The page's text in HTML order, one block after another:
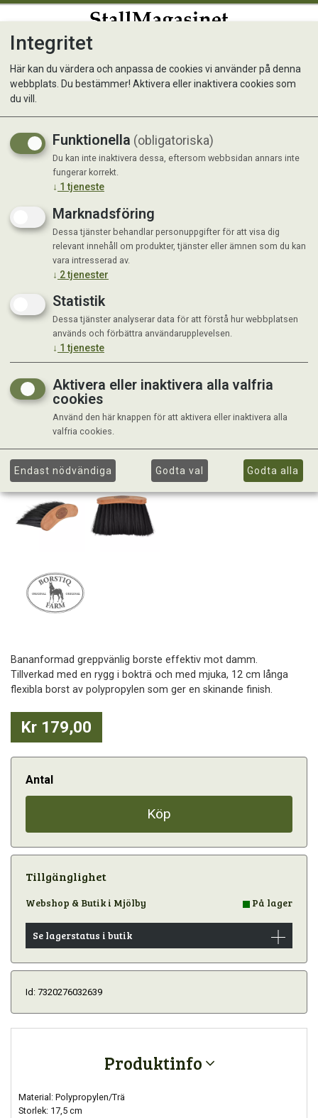
Borstiq Bananborste PP X-
lång
Bananformad greppvänlig borste effektiv mot damm.
Tillverkad med en rygg i bokträ och med mjuka, 12 cm långa
flexibla borst av polypropylen som ger en skinande finish.
Kr 179,00
Antal
Köp
Tillgänglighet
Webshop & Butik i Mjölby På lager
Se lagerstatus i butik
Id: 7320276032639
Produktinfo
Material: Polypropylen/Trä
Storlek: 17,5 cm
Integritet
Här kan du värdera och anpassa de cookies vi använder på denna
webbplats. Du bestämmer! Aktivera eller inaktivera cookies som
du vill.
Funktionella (obligatoriska)
Du kan inte inaktivera dessa, eftersom webbsidan annars inte
fungerar korrekt.
↓ 1 tjeneste
Marknadsföring
Dessa tjänster behandlar personuppgifter för att visa dig
relevant innehåll om produkter, tjänster eller ämnen som du kan
vara intresserad av.
↓ 2tjenester
Statistik
Dessa tjänster analyserar data för att förstå hur webbplatsen
används och förbättra användarupplevelsen.
↓ 1 tjeneste
Aktivera eller inaktivera alla valfria
cookies
Använd den här knappen för att aktivera eller inaktivera alla
valfria cookies.
Endast nödvändiga Godta val Godta alla